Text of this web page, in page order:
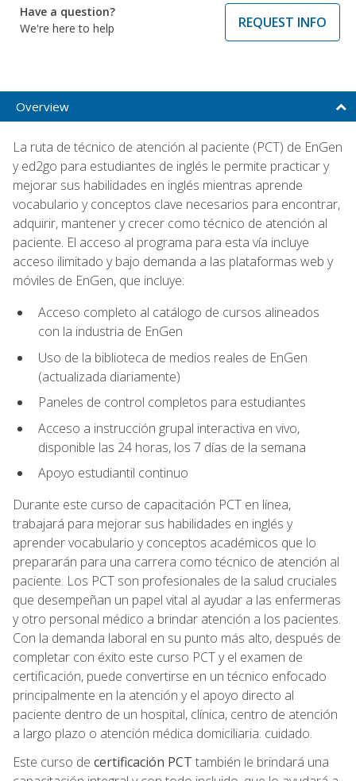
Have a question?
We're here to help
REQUEST INFO
Overview
La ruta de técnico de atención al paciente (PCT) de EnGen
y ed2go para estudiantes de inglés le permite practicar y
mejorar sus habilidades en inglés mientras aprende
vocabulario y conceptos clave necesarios para encontrar,
adquirir, mantener y crecer como técnico de atención al
paciente. El acceso al programa para esta vía incluye
acceso ilimitado y bajo demanda a las plataformas web y
móviles de EnGen, que incluye:
Acceso completo al catálogo de cursos alineados
con la industria de EnGen
Uso de la biblioteca de medios reales de EnGen
(actualizada diariamente)
Paneles de control completos para estudiantes
Acceso a instrucción grupal interactiva en vivo,
disponible las 24 horas, los 7 días de la semana
Apoyo estudiantil continuo
Durante este curso de capacitación PCT en línea,
trabajará para mejorar sus habilidades en inglés y
aprender vocabulario y conceptos académicos que lo
prepararán para una carrera como técnico de atención al
paciente. Los PCT son profesionales de la salud cruciales
que desempeñan un papel vital al ayudar a las enfermeras
y otro personal médico a brindar atención a los pacientes.
Con la demanda laboral en su punto más alto, después de
completar con éxito este curso PCT y el examen de
certificación, puede convertirse en un técnico enfocado
principalmente en la atención y el apoyo directo al
paciente dentro de un hospital, clínica, centro de atención
a largo plazo o atención médica domiciliaria. cuidado.
Este curso de certificación PCT también le brindará una